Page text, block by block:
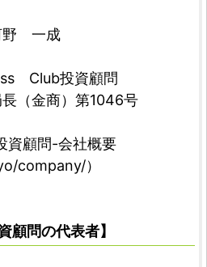
野 一成
Club投資顧問
（金商）第1046号
資顧問-会社概要
company/）
問の代表者】